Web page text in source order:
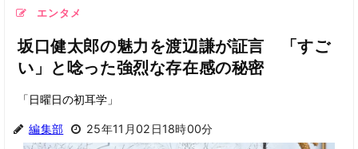
エンタメ
坂口健太郎の魅力を渡辺謙が証言 「すご
い」と唸った強烈な存在感の秘密
「日曜日の初耳学」
編集部 25年11月02日18時00分